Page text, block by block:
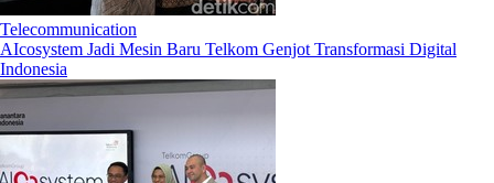
Telecommunication
AIcosystem Jadi Mesin Baru Telkom Genjot Transformasi Digital
Indonesia